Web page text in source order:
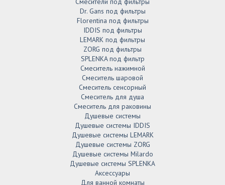
Dr. Gans под фильтры
Florentina под фильтры
IDDIS под фильтры
LEMARK под фильтры
ZORG под фильтры
SPLENKA под фильтр
Смеситель нажимной
Смеситель шаровой
Смеситель сенсорный
Смеситель для душа
Смеситель для раковины
Душевые системы
Душевые системы IDDIS
Душевые системы LEMARK
Душевые системы ZORG
Душевые системы Milardo
Душевые системы SPLENKA
Аксессуары
Для ванной комнаты